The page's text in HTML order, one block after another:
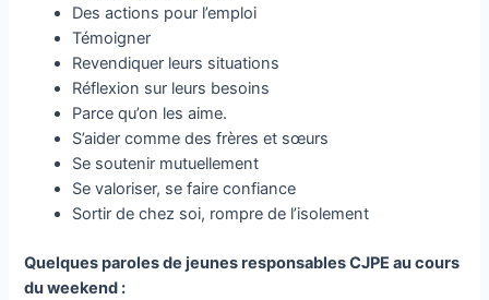
Des actions pour l’emploi
Témoigner
Revendiquer leurs situations
Réflexion sur leurs besoins
Parce qu’on les aime.
S’aider comme des frères et sœurs
Se soutenir mutuellement
Se valoriser, se faire confiance
Sortir de chez soi, rompre de l’isolement
Quelques paroles de jeunes responsables CJPE au cours
du weekend :